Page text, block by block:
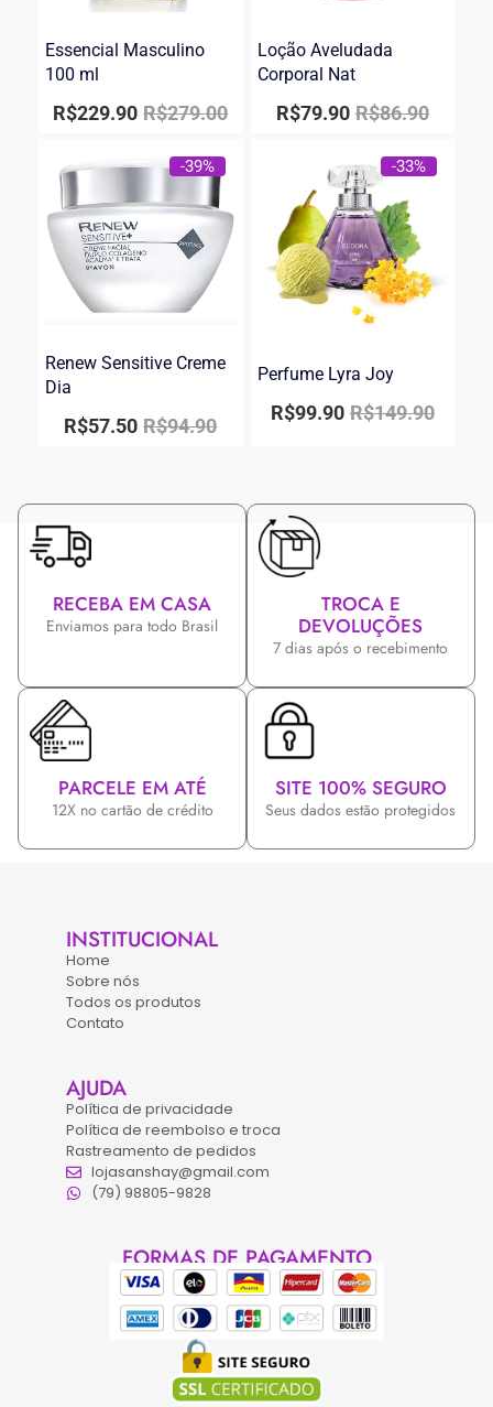
Essencial Masculino
100 ml
R$279.00
R$229.90
Loção Aveludada
Corporal Nat
R$86.90
R$79.90
-39%
Renew Sensitive Creme
Dia
R$94.90
R$57.50
-33%
Perfume Lyra Joy
R$149.90
R$99.90
RECEBA EM CASA
Enviamos para todo Brasil
TROCA E
DEVOLUÇÕES
7 dias após o recebimento
PARCELE EM ATÉ
12X no cartão de crédito
SITE 100% SEGURO
Seus dados estão protegidos
INSTITUCIONAL
Home
Sobre nós
Todos os produtos
Contato
AJUDA
Política de privacidade
Política de reembolso e troca
Rastreamento de pedidos
lojasanshay@gmail.com
(79) 98805-9828
FORMAS DE PAGAMENTO